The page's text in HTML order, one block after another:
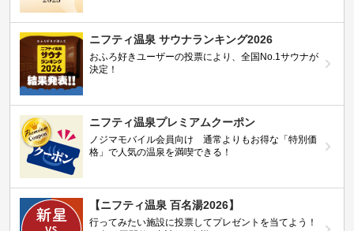
ニフティ温泉 サウナランキング2026
おふろ好きユーザーの投票により、全国No.1サウナが
決定！
ニフティ温泉プレミアムクーポン
ノジマモバイル会員向け 通常よりもお得な「特別価
格」で人気の温泉を満喫できる！
【ニフティ温泉 百名湯2026】
行ってみたい施設に投票してプレゼントを当てよう！